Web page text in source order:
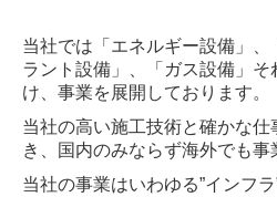
ガス設備
採用情報
お問合せ
当社では「エネルギー設備」
ラント設備」、「ガス設備」
け、事業を展開しております。
当社の高い施工技術と確かな
き、国内のみならず海外でも事
当社の事業はいわゆる”インフ